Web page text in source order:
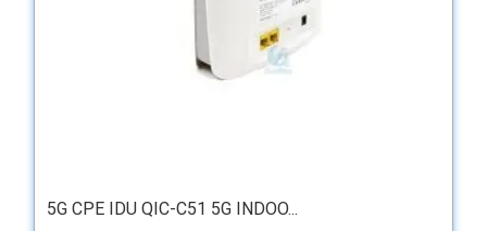
5G CPE IDU QIC-C51 5G INDOO...